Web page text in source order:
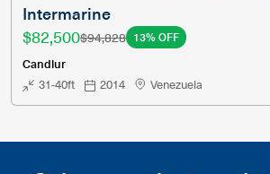
Intermarine
$82,500$94,828 13% OFF
Candiur
31-40ft
2014 Venezuela